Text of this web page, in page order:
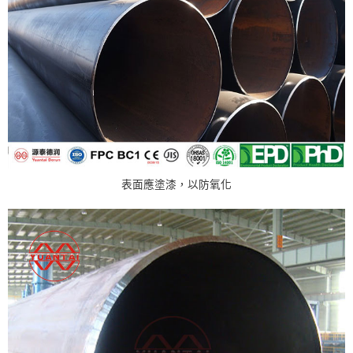
表面應塗漆，以防氧化